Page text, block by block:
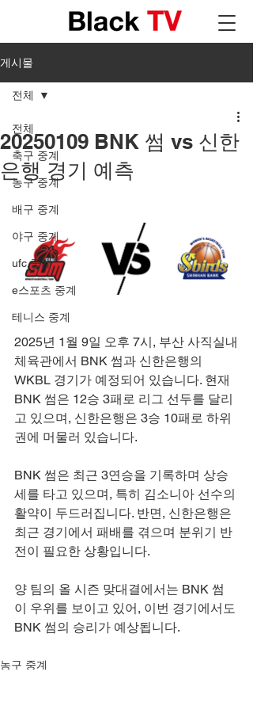
게시물
전체
축구 중계
농구 중계
배구 중계
야구 중계
ufc 중계
e스포츠 중계
테니스 중계
전체
20250109 BNK 썸 vs 신한
은행 경기 예측
2025년 1월 9일 오후 7시, 부산 사직실내
체육관에서 BNK 썸과 신한은행의
WKBL 경기가 예정되어 있습니다. 현재
BNK 썸은 12승 3패로 리그 선두를 달리
고 있으며, 신한은행은 3승 10패로 하위
권에 머물러 있습니다.
BNK 썸은 최근 3연승을 기록하며 상승
세를 타고 있으며, 특히 김소니아 선수의
활약이 두드러집니다. 반면, 신한은행은
최근 경기에서 패배를 겪으며 분위기 반
전이 필요한 상황입니다.
양 팀의 올 시즌 맞대결에서는 BNK 썸
이 우위를 보이고 있어, 이번 경기에서도
BNK 썸의 승리가 예상됩니다.
농구 중계